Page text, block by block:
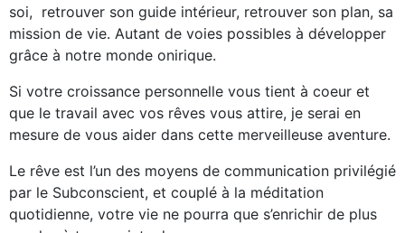
soi, retrouver son guide intérieur, retrouver son plan, sa
mission de vie. Autant de voies possibles à développer
grâce à notre monde onirique.
Si votre croissance personnelle vous tient à coeur et
que le travail avec vos rêves vous attire, je serai en
mesure de vous aider dans cette merveilleuse aventure.
Le rêve est l’un des moyens de communication privilégié
par le Subconscient, et couplé à la méditation
quotidienne, votre vie ne pourra que s’enrichir de plus